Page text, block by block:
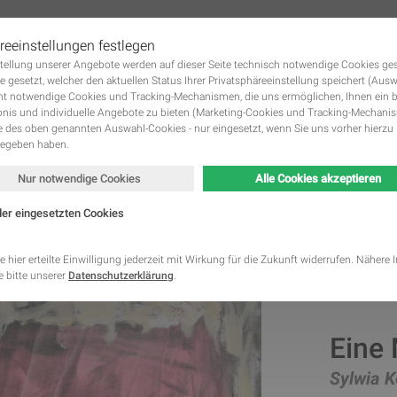
Navigation
überspringen
GALERIE DIE KÜNSTLER KUNST MIETEN UND KUNST
Eine
Sylwia
festlegen
unserer Angebote werden auf dieser Seite technisch notwendige Cookies
gesetzt, welcher den aktuellen Status Ihrer Privatsphäreeinstellung speichert
notwendige Cookies und Tracking-Mechanismen, die uns ermöglichen, Ihnen ein
und individuelle Angebote zu bieten (Marketing-Cookies und Tracking-
des oben genannten Auswahl-Cookies - nur eingesetzt, wenn Sie uns vorher hierzu
haben.
Nur notwendige Cookies Alle Cookies akzeptieren
eingesetzten Cookies
Notwendig
This cookie is native to PHP applications. The
store and identify a users' unique session ID for the
managing user session on the website. The cookie
Statistik 2 Monate
This cookie is used by Google Analytics to
interaction with the website.
This cookie is installed by Google Analytics. The
to calculate visitor, session, campaign data and
site usage for the site's analytics report. The
information anonymously and assign a randomly
hier erteilte Einwilligung jederzeit mit Wirkung für die Zukunft widerrufen. Nähere
bitte unserer Datenschutzerklärung.